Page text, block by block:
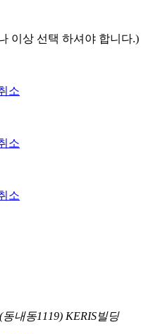
이상 선택 하셔야 합니다.)
소
소
소
내동1119) KERIS빌딩